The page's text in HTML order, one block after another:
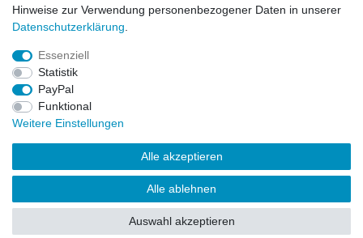
Widerrufs­recht
Hinweise zur Verwendung personenbezogener Daten in unserer
Daten­schutz­erklärung
Essenziell
Statistik
PayPal
Funktional
Weitere Einstellungen
Alle akzeptieren
Alle ablehnen
Auswahl akzeptieren